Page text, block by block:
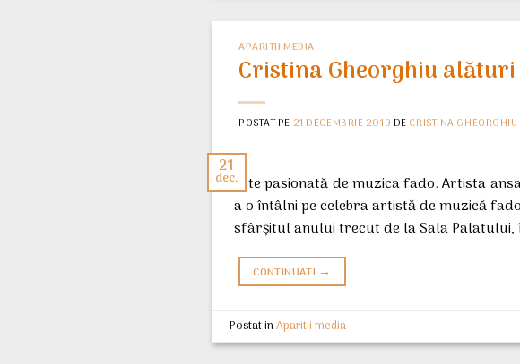
APARITII MEDIA
Cristina Gheorghiu alături
POSTAT PE 21 DECEMBRIE 2019 DE CRISTINA GHEORGHIU
21
dec.este pasionată de muzica fado. Artista
a o întâlni pe celebra artistă de muzică
sfârşitul anului trecut de la Sala Palatului,
CONTINUATI →
Postat inAparitii media